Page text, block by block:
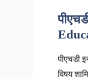
पीएचडी
विषय